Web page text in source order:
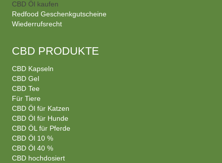
CBD Öl kaufen
Redfood Geschenkgutscheine
Wiederrufsrecht
CBD PRODUKTE
CBD Kapseln
CBD Gel
CBD Tee
Für Tiere
CBD Öl für Katzen
CBD Öl für Hunde
CBD ÖL für Pferde
CBD Öl 10 %
CBD Öl 40 %
CBD hochdosiert